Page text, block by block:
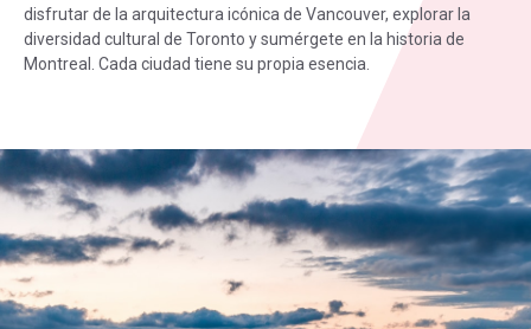
disfrutar de la arquitectura icónica de Vancouver, explorar la
diversidad cultural de Toronto y sumérgete en la historia de
Montreal. Cada ciudad tiene su propia esencia.